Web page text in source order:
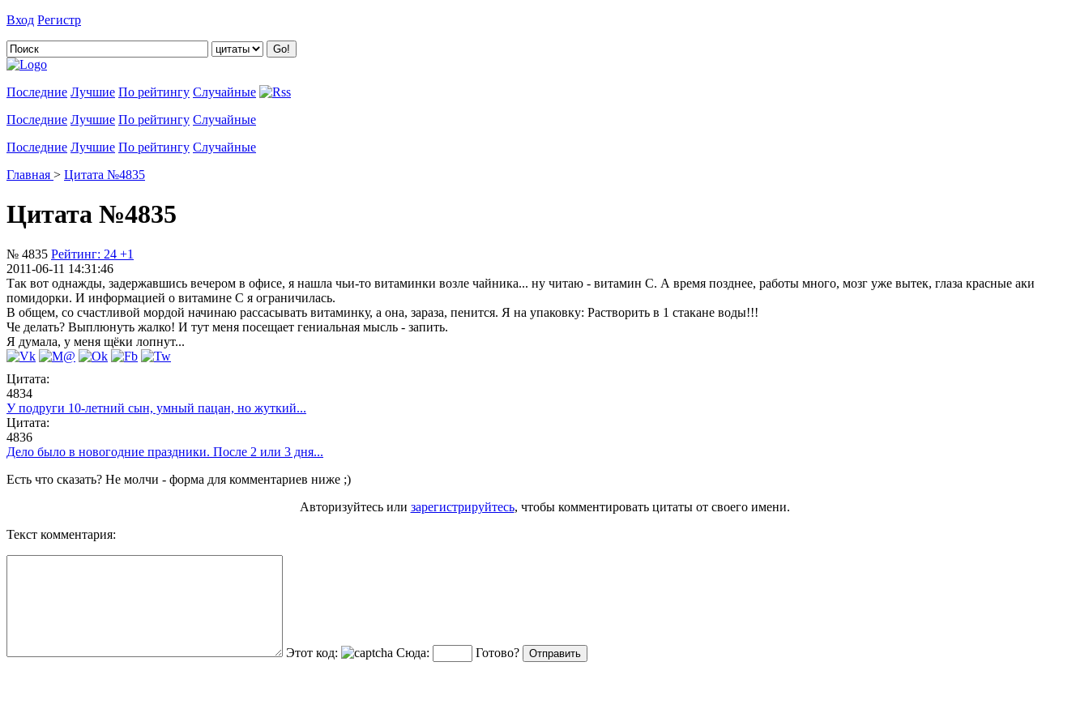
Вход Регистр
Последние Лучшие По рейтингу Случайные
Последние Лучшие По рейтингу Случайные
Последние Лучшие По рейтингу Случайные
Главная > Цитата №4835
Цитата №4835
№ 4835 Рейтинг: 24 +1
2011-06-11 14:31:46
Так вот однажды, задержавшись вечером в офисе, я нашла чьи-то витаминки возле чайника... ну читаю - витамин С. А время позднее, работы много, мозг уже вытек, глаза красные аки
помидорки. И информацией о витамине С я ограничилась.
В общем, со счастливой мордой начинаю рассасывать витаминку, а она, зараза, пенится. Я на упаковку: Растворить в 1 стакане воды!!!
Че делать? Выплюнуть жалко! И тут меня посещает гениальная мысль - запить.
Я думала, у меня щёки лопнут...
Цитата:
4834
У подруги 10-летний сын, умный пацан, но жуткий...
Цитата:
4836
Дело было в новогодние праздники. После 2 или 3 дня...
Есть что сказать? Не молчи - форма для комментариев ниже ;)
Авторизуйтесь или зарегистрируйтесь, чтобы комментировать цитаты от своего имени.
Текст комментария:
Этот код: Сюда: Готово?